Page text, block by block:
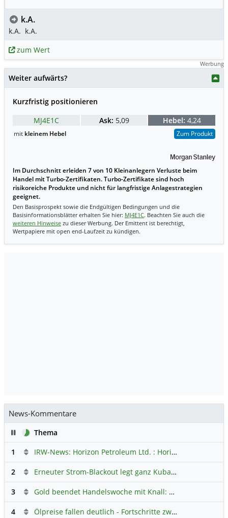
k.A.
k.A. k.A.
zum Wert
Werbung
Weiter aufwärts?
Kurzfristig positionieren
MJ4E1C
Ask: 5,09 Hebel: 4,24
mit kleinem Hebel Zum Produkt
Im Durchschnitt erleiden 7 von 10 Kleinanlegern Verluste beim
Handel mit Turbo-Zertifikaten. Turbo-Zertifikate sind hoch
risikoreiche Produkte und nicht für langfristige Anlagestrategien
geeignet.
Den Basisprospekt sowie die Endgültigen Bedingungen und die
Basisinformationsblätter erhalten Sie hier: MJ4E1C. Beachten Sie auch die
weiteren Hinweise zu dieser Werbung. Der Emittent ist berechtigt,
Wertpapiere mit open end-Laufzeit zu kündigen.
News-Kommentare
PauseThema
1
IRW-News: Horizon Petroleum Ltd. : Horizon Petroleum beginnt mit der Testförderung im Projekt Lachowice in Polen und schließt die Platzierung einer überzeichneten Wandelanleihe ab
2 Erneuter Strom-Blackout legt ganz Kuba lahm
3 Gold beendet Handelswoche mit Knall: Barrick Mining – Ist diese Aktie wieder ein Kauf?
4 Ölpreise fallen deutlich - Fortschritte zwischen USA und Iran belasten